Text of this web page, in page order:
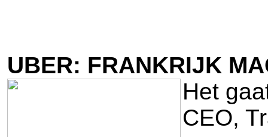
UBER: FRANKRIJK
Het
CEO,